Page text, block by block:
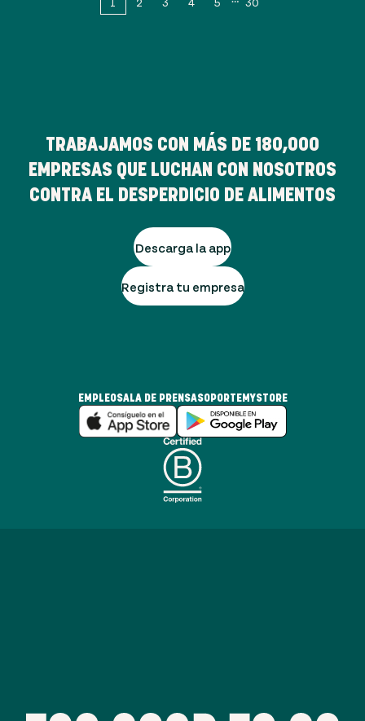
TRABAJAMOS CON MÁS DE 180,000
EMPRESAS QUE LUCHAN CON NOSOTROS
CONTRA EL DESPERDICIO DE ALIMENTOS
Descarga la app
Registra tu empresa
EMPLEOSALA DE PRENSA SOPORTEMYSTORE